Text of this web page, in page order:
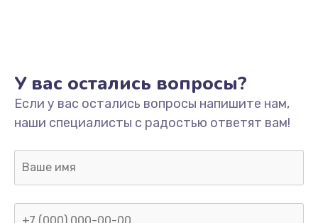
У вас остались вопросы?
Если у вас остались вопросы напишите нам,
наши специалисты с радостью ответят вам!